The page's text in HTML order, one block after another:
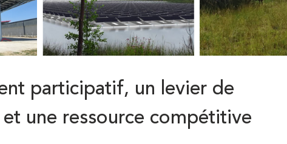
participatif, un levier de
une ressource compétitive